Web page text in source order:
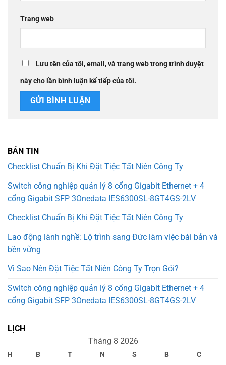
Trang web
Lưu tên của tôi, email, và trang web trong trình duyệt
này cho lần bình luận kế tiếp của tôi.
BẢN TIN
Checklist Chuẩn Bị Khi Đặt Tiệc Tất Niên Công Ty
Switch công nghiệp quản lý 8 cổng Gigabit Ethernet + 4
cổng Gigabit SFP 3Onedata IES6300SL-8GT4GS-2LV
Checklist Chuẩn Bị Khi Đặt Tiệc Tất Niên Công Ty
Lao động lành nghề: Lộ trình sang Đức làm việc bài bản và
bền vững
Vì Sao Nên Đặt Tiệc Tất Niên Công Ty Trọn Gói?
Switch công nghiệp quản lý 8 cổng Gigabit Ethernet + 4
cổng Gigabit SFP 3Onedata IES6300SL-8GT4GS-2LV
LỊCH
Tháng 8 2026
H B T N S B
C